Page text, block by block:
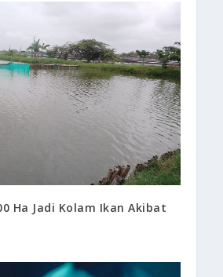
Ha Jadi Kolam Ikan Akibat